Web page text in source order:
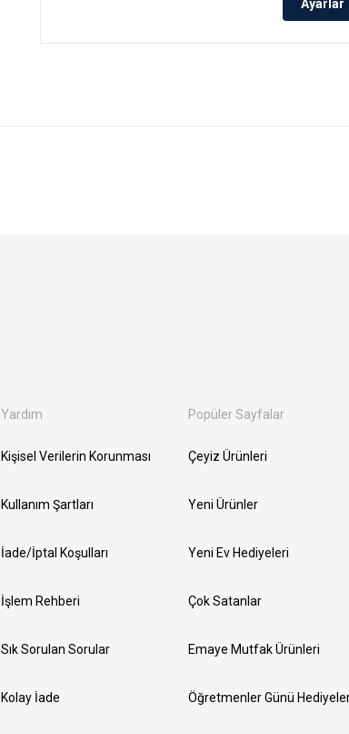
Yardım
Kişisel Verilerin Korunması
Kullanım Şartları
İade/İptal Koşulları
İşlem Rehberi
Sık Sorulan Sorular
Kolay İade
Popüler Sayfalar
Çeyiz Ürünleri
Yeni Ürünler
Yeni Ev Hediyeleri
Çok Satanlar
Emaye Mutfak Ürünleri
Öğretmenler Günü